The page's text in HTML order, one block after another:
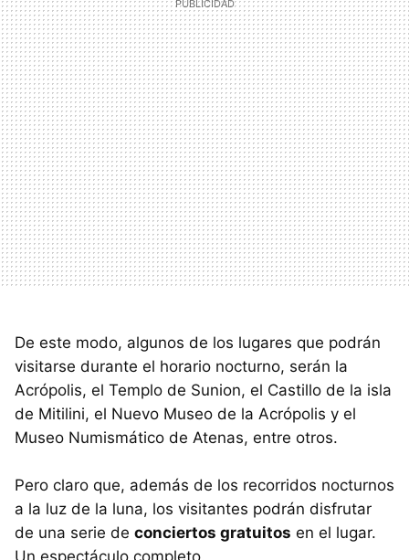
De este modo, algunos de los lugares que podrán
visitarse durante el horario nocturno, serán la
Acrópolis, el Templo de Sunion, el Castillo de la isla
de Mitilini, el Nuevo Museo de la Acrópolis y el
Museo Numismático de Atenas, entre otros.
Pero claro que, además de los recorridos nocturnos
a la luz de la luna, los visitantes podrán disfrutar
de una serie de conciertos gratuitos en el lugar.
Un espectáculo completo.